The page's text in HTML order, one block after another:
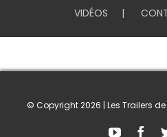
VIDÉOS
© Copyright2026 | Les Trailers
Youtube